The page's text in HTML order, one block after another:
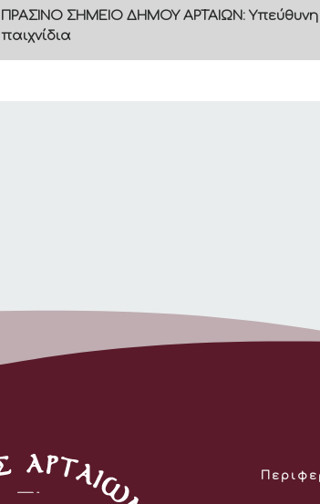
ΠΡΑΣΙΝΟ ΣΗΜΕΙΟ ΔΗΜΟΥ ΑΡΤΑΙΩΝ: Υπεύθυνη
παιχνίδια